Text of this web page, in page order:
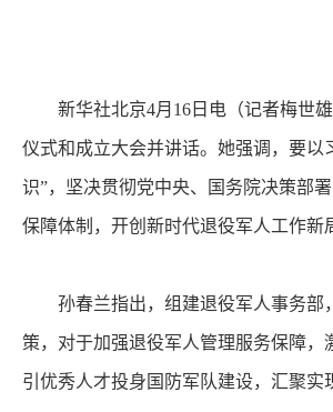
新华社北京4月16日电（记者梅世
仪式和成立大会并讲话。她强调，要
识”，坚决贯彻党中央、国务院决策部
保障体制，开创新时代退役军人工作新
孙春兰指出，组建退役军人事务
策，对于加强退役军人管理服务保障
引优秀人才投身国防军队建设，汇聚